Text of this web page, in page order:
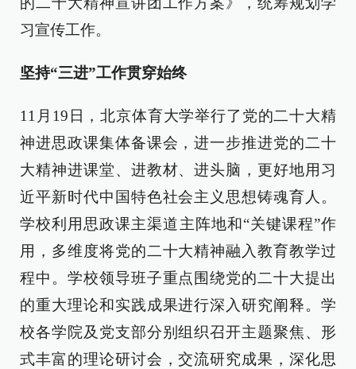
习宣传工作。
坚持“三进”工作贯穿始终
11月19日，北京体育大学举行了党的二十大精
神进思政课集体备课会，进一步推进党的二十
大精神进课堂、进教材、进头脑，更好地用习
近平新时代中国特色社会主义思想铸魂育人。
学校利用思政课主渠道主阵地和“关键课程”作
用，多维度将党的二十大精神融入教育教学过
程中。学校领导班子重点围绕党的二十大提出
的重大理论和实践成果进行深入研究阐释。学
校各学院及党支部分别组织召开主题聚焦、形
式丰富的理论研讨会，交流研究成果，深化思